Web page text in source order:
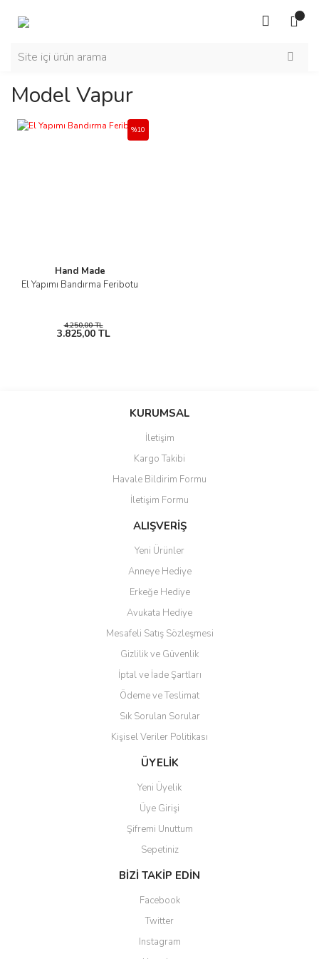
Model Vapur
Hand Made
El Yapımı Bandırma Feribotu
%10
4.250,00 TL
3.825,00 TL
KURUMSAL
İletişim
Kargo Takibi
Havale Bildirim Formu
İletişim Formu
ALIŞVERİŞ
Yeni Ürünler
Anneye Hediye
Erkeğe Hediye
Avukata Hediye
Mesafeli Satış Sözleşmesi
Gizlilik ve Güvenlik
İptal ve İade Şartları
Ödeme ve Teslimat
Sık Sorulan Sorular
Kişisel Veriler Politikası
ÜYELİK
Yeni Üyelik
Üye Girişi
Şifremi Unuttum
Sepetiniz
BİZİ TAKİP EDİN
Facebook
Twitter
Instagram